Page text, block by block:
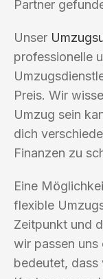
Partner
Unser
professionelle
Preis. Wir
Umzug sein
dich
Finanzen zu
Eine
flexible
Zeitpunkt und
wir passen uns
bedeutet, dass